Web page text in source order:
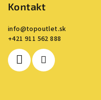
Kontakt
info@topoutlet.sk
+421 911 562 888